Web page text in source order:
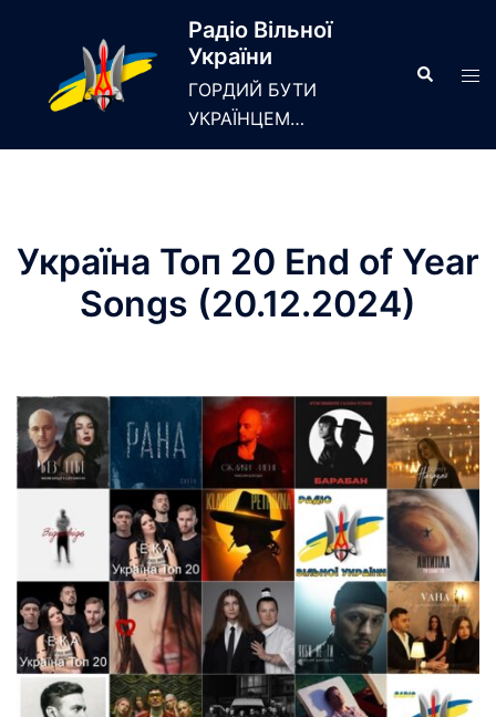
Радіо Вільної
України
ГОРДИЙ БУТИ
УКРАЇНЦЕМ…
Search
Україна Топ 20 End of Year
Songs (20.12.2024)